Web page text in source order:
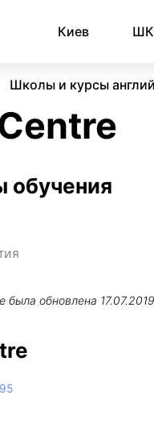
Киев
Школы и курсы
обучения
была обновлена 17.07.2019